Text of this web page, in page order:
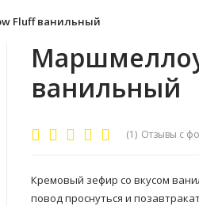
Fluff ванильный
ванильный
(1) Отзывы с
Кремовый зефир со вкусом
повод проснуться и